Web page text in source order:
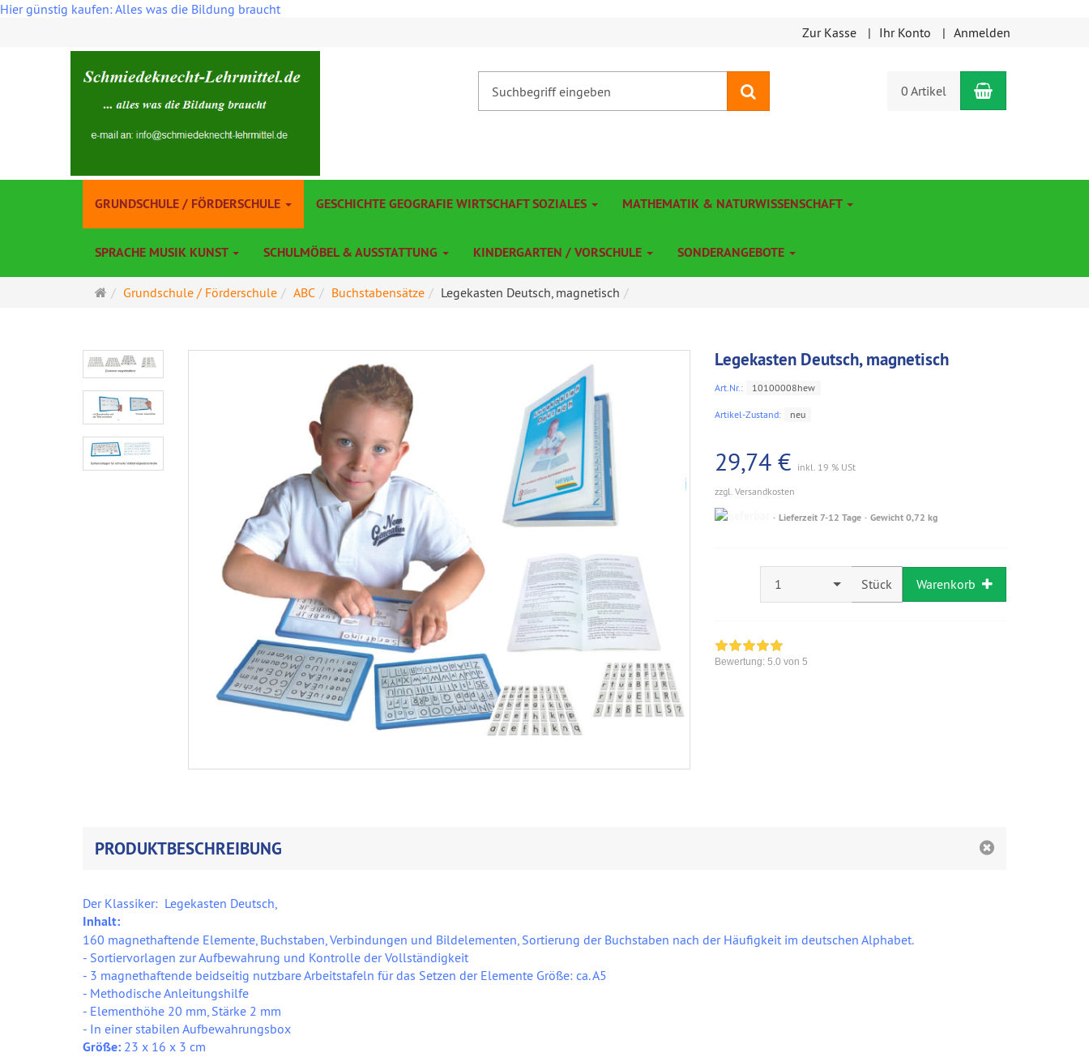
Hier günstig kaufen: Alles was die Bildung braucht
Zur Kasse
Ihr Konto Anmelden
0 Artikel Warenkorb
GRUNDSCHULE / FÖRDERSCHULE GESCHICHTE GEOGRAFIE WIRTSCHAFT SOZIALES MATHEMATIK & NATURWISSENSCHAFT
SPRACHE MUSIK KUNST SCHULMÖBEL & AUSSTATTUNG KINDERGARTEN / VORSCHULE SONDERANGEBOTE
Startseite
Grundschule / Förderschule ABC Buchstabensätze Legekasten Deutsch, magnetisch
Legekasten Deutsch, magnetisch
Art.Nr.: 10100008hew
Artikel-Zustand: neu
29,74 € inkl. 19 % USt
zzgl. Versandkosten
Lieferzeit 7-12 Tage Gewicht 0,72 kg
1 Stück Warenkorb
Bewertung: 5.0 von 5
PRODUKTBESCHREIBUNG
Der Klassiker: Legekasten Deutsch,
Inhalt:
160 magnethaftende Elemente, Buchstaben, Verbindungen und Bildelementen, Sortierung der Buchstaben nach der Häufigkeit im deutschen Alphabet.
- Sortiervorlagen zur Aufbewahrung und Kontrolle der Vollständigkeit
- 3 magnethaftende beidseitig nutzbare Arbeitstafeln für das Setzen der Elemente Größe: ca. A5
- Methodische Anleitungshilfe
- Elementhöhe 20 mm, Stärke 2 mm
- In einer stabilen Aufbewahrungsbox
Größe: 23 x 16 x 3 cm